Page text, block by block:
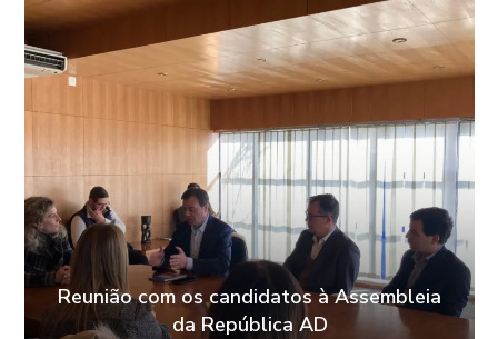
Reunião com os candidatos à Assembleia
da República AD